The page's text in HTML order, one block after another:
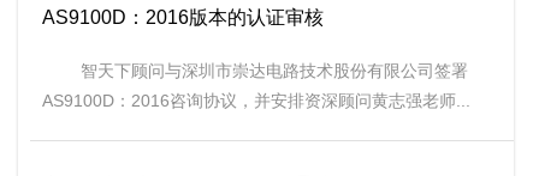
AS9100D：2016版本的认证审核
智天下顾问与深圳市崇达电路技术股份有限公司签署
AS9100D：2016咨询协议，并安排资深顾问黄志强老师...